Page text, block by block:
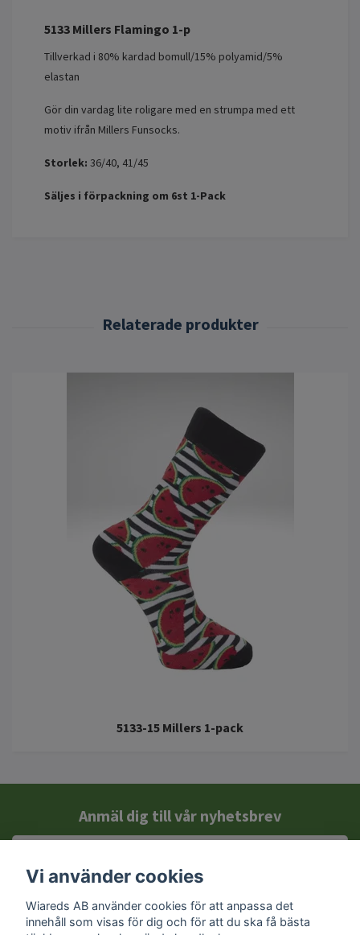
5133 Millers Flamingo 1-p
Tillverkad i 80% kardad bomull/15% polyamid/5%
elastan
Gör din vardag lite roligare med en strumpa med ett
motiv ifrån Millers Funsocks.
Storlek: 36/40, 41/45
Säljes i förpackning om 6st 1-Pack
5133-15 Millers 1-pack
Anmäl dig till vår nyhetsbrev
Vi använder cookies
Wiareds AB använder cookies för att anpassa det
innehåll som visas för dig och för att du ska få bästa